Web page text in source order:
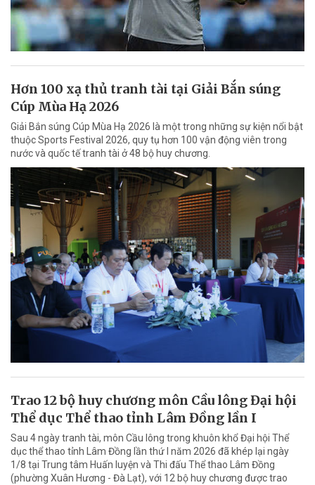
Hơn 100 xạ thủ tranh tài tại Giải Bắn súng
Cúp Mùa Hạ 2026
Giải Bắn súng Cúp Mùa Hạ 2026 là một trong những sự kiện nổi bật
thuộc Sports Festival 2026, quy tụ hơn 100 vận động viên trong
nước và quốc tế tranh tài ở 48 bộ huy chương.
Trao 12 bộ huy chương môn Cầu lông Đại hội
Thể dục Thể thao tỉnh Lâm Đồng lần I
Sau 4 ngày tranh tài, môn Cầu lông trong khuôn khổ Đại hội Thể
dục thể thao tỉnh Lâm Đồng lần thứ I năm 2026 đã khép lại ngày
1/8 tại Trung tâm Huấn luyện và Thi đấu Thể thao Lâm Đồng
(phường Xuân Hương - Đà Lạt), với 12 bộ huy chương được trao